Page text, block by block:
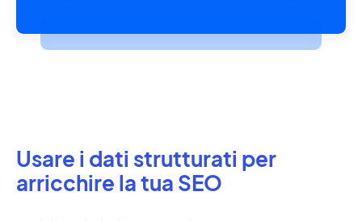
Usare i dati strutturati per
arricchire la tua SEO